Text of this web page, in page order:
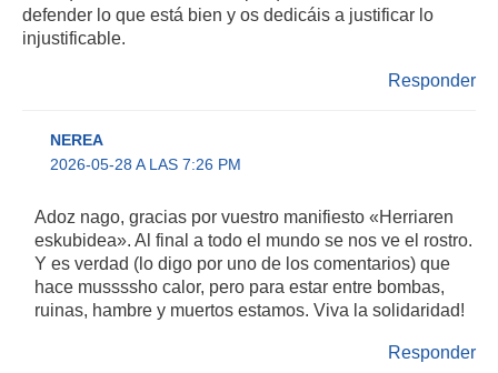
defender lo que está bien y os dedicáis a justificar lo
injustificable.
Responder
NEREA
2026-05-28 A LAS 7:26 PM
Adoz nago, gracias por vuestro manifiesto «Herriaren
eskubidea». Al final a todo el mundo se nos ve el rostro.
Y es verdad (lo digo por uno de los comentarios) que
hace mussssho calor, pero para estar entre bombas,
ruinas, hambre y muertos estamos. Viva la solidaridad!
Responder